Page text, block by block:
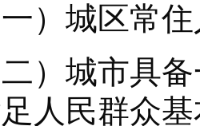
城区常住
城市具备
人民群众